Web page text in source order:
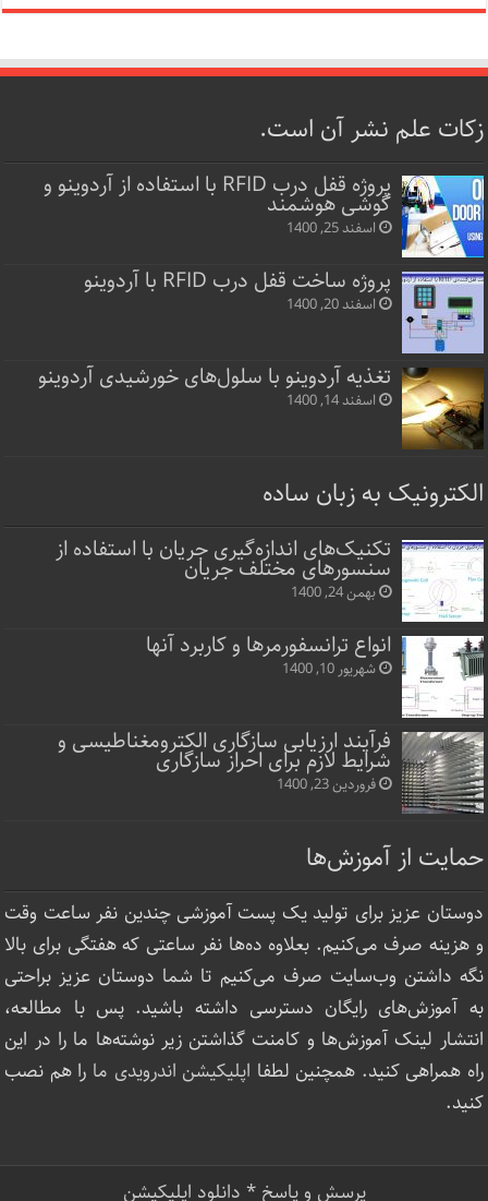
زکات علم نشر آن است.
پروژه قفل‌ درب RFID با استفاده از آردوینو و
گوشی هوشمند
اسفند 25, 1400
پروژه ساخت قفل‌ درب RFID با آردوینو
اسفند 20, 1400
تغذیه آردوینو با سلول‌های خورشیدی آردوینو
اسفند 14, 1400
الکترونیک به زبان ساده
تکنیک‌های اندازه‌گیری جریان با استفاده از
سنسورهای مختلف جریان
بهمن 24, 1400
انواع ترانسفورمرها و کاربرد آنها
شهریور 10, 1400
فرآیند ارزیابی سازگاری الکترومغناطیسی و
شرایط لازم برای احراز سازگاری
فروردین 23, 1400
حمایت از آموزش‌ها
دوستان عزیز برای تولید یک پست آموزشی چندین نفر ساعت‌ وقت
و هزینه صرف می‌کنیم. بعلاوه ده‌ها نفر ساعتی که هفتگی برای بالا
نگه داشتن وب‌سایت صرف ‌می‌کنیم تا شما دوستان عزیز براحتی
به آموزش‌های رایگان دسترسی داشته باشید. پس با مطالعه،
انتشار لینک‌ آموزش‌ها و کامنت گذاشتن زیر نوشته‌‌ها ما را در این
راه همراهی کنید. همچنین لطفا اپلیکیشن اندرویدی ما را هم نصب
کنید.
پرسش و پاسخ* دانلود اپلیکیشن